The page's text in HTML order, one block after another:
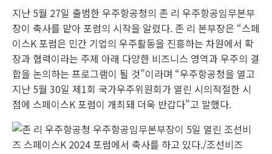
지난 5월 27일 출범한 우주항공청의 존 리 우주항공임무본부
장이 축사를 맡아 포럼의 시작을 알렸다. 존 리 본부장은 “스페
이스K 포럼은 민간 기업의 우주활동을 진흥하는 차원에서 확
장과 협력이라는 주제 아래 다양한 비즈니스 영역과 우주의 결
합을 논의하는 프로그램이 될 것”이라며 “우주항공청을 열고
지난 5월 30일 제1회 국가우주위원회가 열린 시의적절한 시
점에 스페이스K 포럼이 개최돼 더욱 반갑다”고 말했다.